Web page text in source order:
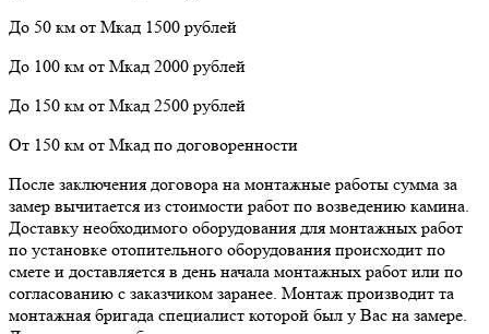
До 50 км от Мкад 1500 рублей
До 100 км от Мкад 2000 рублей
До 150 км от Мкад 2500 рублей
От 150 км от Мкад по договоренности
После заключения договора на монтажные работы сумма за
замер вычитается из стоимости работ по возведению камина.
Доставку необходимого оборудования для монтажных работ
по установке отопительного оборудования происходит по
смете и доставляется в день начала монтажных работ или по
согласованию с заказчиком заранее. Монтаж производит та
монтажная бригада специалист которой был у Вас на замере.